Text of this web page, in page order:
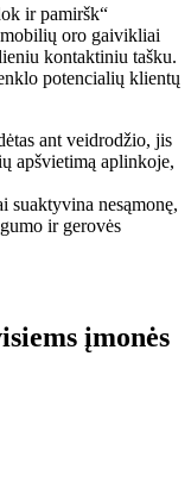
ir pamiršk“
oro gaivikliai
kontaktiniu tašku.
potencialių klientų
ant veidrodžio, jis
apšvietimą aplinkoje,
suaktyvina nesąmonę,
ir gerovės
įmonės